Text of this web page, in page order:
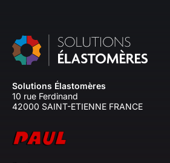
Solutions Élastomères
10 rue Ferdinand
42000 SAINT-ETIENNE FRANCE